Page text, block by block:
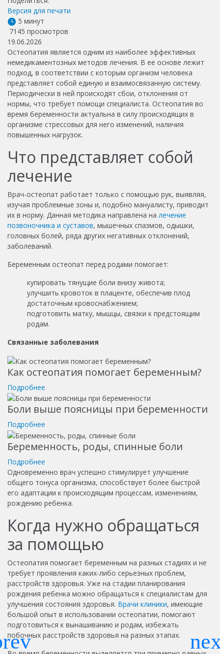
Версия для печати
5 минут
7145 просмотров
19.06.2026
Остеопатия является одним из наиболее эффективных
немедикаментозных методов лечения. В ее основе лежит
подход, в соответствии с которым организм человека
представляет собой единую и взаимосвязанную систему.
Периодически в ней происходят сбои, отклонения от
нормы, что требует помощи специалиста. Остеопатия во
время беременности актуальна в силу происходящих в
организме стрессовых для него изменений, наличия
повышенных нагрузок.
Что представляет собой
лечение
Врач-остеопат работает только с помощью рук, выявляя,
изучая проблемные зоны и, подобно мануалисту, приводит
их в норму. Данная методика направлена на лечение
позвоночника и суставов, мышечных спазмов, одышки,
головных болей, ряда других негативных отклонений,
заболеваний.
Беременным остеопат перед родами помогает:
купировать тянущие боли внизу живота;
улучшить кровоток в плаценте, обеспечив плод
достаточным кровоснабжением;
подготовить матку, мышцы, связки к предстоящим
родам.
Связанные заболевания
Как остеопатия помогает беременным?
Подробнее
Боли выше поясницы при беременности
Подробнее
Беременность, роды, спинные боли
Подробнее
Одновременно врач успешно стимулирует улучшение
общего тонуса организма, способствует более быстрой
его адаптации к происходящим процессам, изменениям,
рождению ребенка.
Когда нужно обращаться
за помощью
Остеопатия помогает беременным на разных стадиях и не
требует проявления каких-либо серьезных проблем,
расстройств здоровья. Уже на стадии планирования
рождения ребенка можно обращаться к специалистам для
улучшения состояния здоровья. Врачи клиники, имеющие
большой опыт в использовании остеопатии, помогают
подготовиться к вынашиванию и родам, избежать
побочных расстройств здоровья на разных этапах.